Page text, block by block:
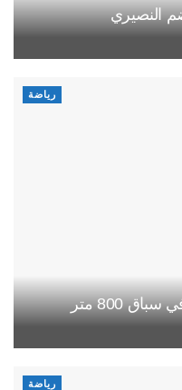
النصيري
رياضة
800 متر
رياضة